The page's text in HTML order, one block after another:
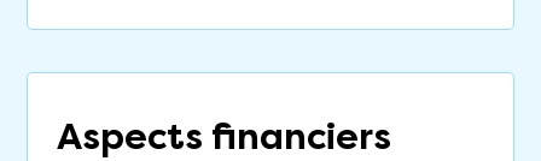
Aspects financiers